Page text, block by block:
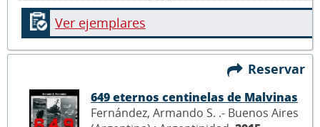
Ver ejemplares
Reservar
649 eternos centinelas de Malvinas
Fernández, Armando S. .- Buenos Aires